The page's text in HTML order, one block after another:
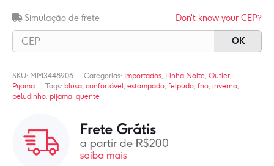
Simulação de frete
OK
Don't know your CEP?
SKU: MM3448906 Categorias: Importados, Linha Noite,Outlet,
Pijama
Tags:blusa,confortável,estampado,felpudo,frio,inverno,
peludinho, pijama, quente